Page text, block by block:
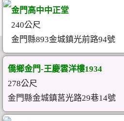
金門高中中正堂
240公尺
金門縣893金城鎮光前路94號
僑鄉金門-王慶雲洋樓1934
278公尺
金門縣金城鎮莒光路29巷14號